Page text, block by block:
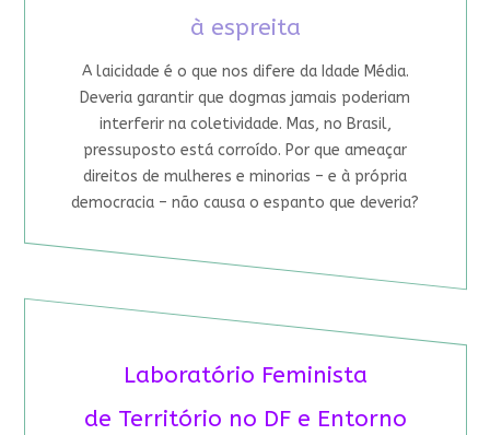
à espreita
A laicidade é o que nos difere da Idade Média.
Deveria garantir que dogmas jamais poderiam
interferir na coletividade. Mas, no Brasil,
pressuposto está corroído. Por que ameaçar
direitos de mulheres e minorias – e à própria
democracia – não causa o espanto que deveria?
Laboratório Feminista
de Território no DF e Entorno